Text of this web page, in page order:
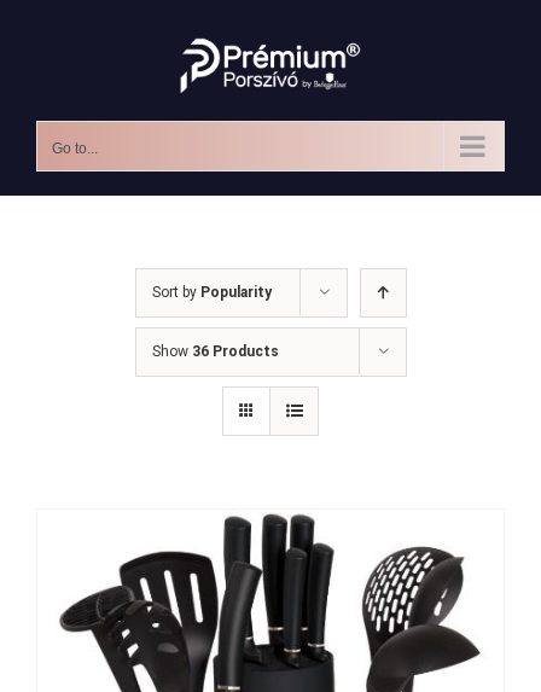
Go to...
Sort by Popularity
Show 36 Products